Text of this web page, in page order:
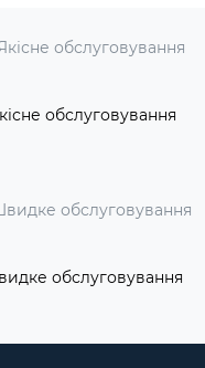
обслуговування
обслуговування